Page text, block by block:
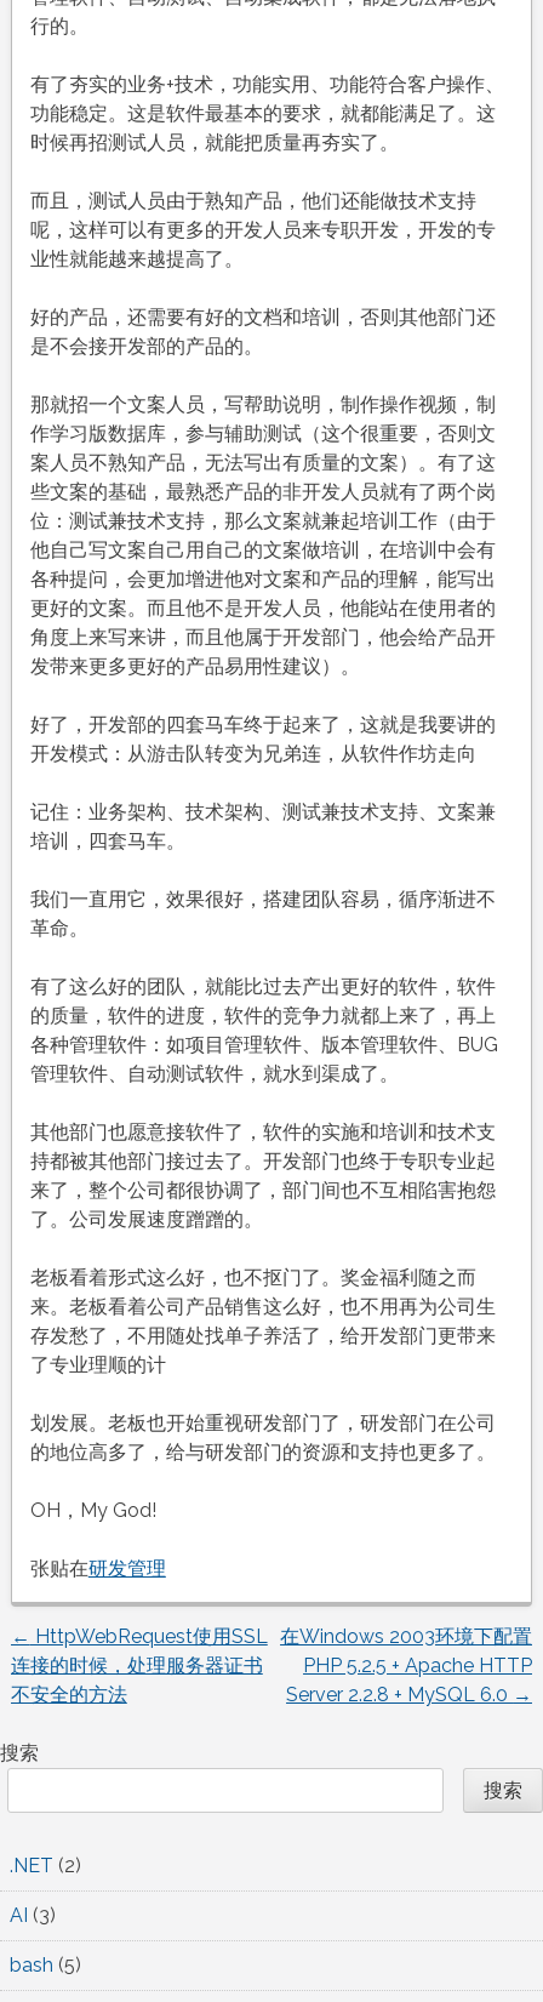
行的。
有了夯实的业务+技术，功能实用、功能符合客户操作、
功能稳定。这是软件最基本的要求，就都能满足了。这
时候再招测试人员，就能把质量再夯实了。
而且，测试人员由于熟知产品，他们还能做技术支持
呢，这样可以有更多的开发人员来专职开发，开发的专
业性就能越来越提高了。
好的产品，还需要有好的文档和培训，否则其他部门还
是不会接开发部的产品的。
那就招一个文案人员，写帮助说明，制作操作视频，制
作学习版数据库，参与辅助测试（这个很重要，否则文
案人员不熟知产品，无法写出有质量的文案）。有了这
些文案的基础，最熟悉产品的非开发人员就有了两个岗
位：测试兼技术支持，那么文案就兼起培训工作（由于
他自己写文案自己用自己的文案做培训，在培训中会有
各种提问，会更加增进他对文案和产品的理解，能写出
更好的文案。而且他不是开发人员，他能站在使用者的
角度上来写来讲，而且他属于开发部门，他会给产品开
发带来更多更好的产品易用性建议）。
好了，开发部的四套马车终于起来了，这就是我要讲的
开发模式：从游击队转变为兄弟连，从软件作坊走向
记住：业务架构、技术架构、测试兼技术支持、文案兼
培训，四套马车。
我们一直用它，效果很好，搭建团队容易，循序渐进不
革命。
有了这么好的团队，就能比过去产出更好的软件，软件
的质量，软件的进度，软件的竞争力就都上来了，再上
各种管理软件：如项目管理软件、版本管理软件、BUG
管理软件、自动测试软件，就水到渠成了。
其他部门也愿意接软件了，软件的实施和培训和技术支
持都被其他部门接过去了。开发部门也终于专职专业起
来了，整个公司都很协调了，部门间也不互相陷害抱怨
了。公司发展速度蹭蹭的。
老板看着形式这么好，也不抠门了。奖金福利随之而
来。老板看着公司产品销售这么好，也不用再为公司生
存发愁了，不用随处找单子养活了，给开发部门更带来
了专业理顺的计
划发展。老板也开始重视研发部门了，研发部门在公司
的地位高多了，给与研发部门的资源和支持也更多了。
OH，My God!
张贴在研发管理
文
章
导
航
← HttpWebRequest使用SSL
连接的时候，处理服务器证书
不安全的方法
在Windows 2003环境下配置
PHP 5.2.5 + Apache HTTP
Server 2.2.8 + MySQL 6.0 →
搜索
搜索
.NET (2)
AI (3)
bash (5)